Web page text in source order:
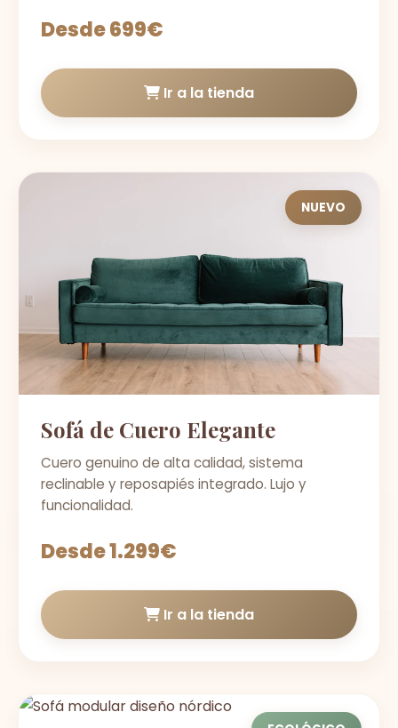
Desde 699€
Ir a la tienda
NUEVO
Sofá de Cuero Elegante
Cuero genuino de alta calidad, sistema
reclinable y reposapiés integrado. Lujo y
funcionalidad.
Desde 1.299€
Ir a la tienda